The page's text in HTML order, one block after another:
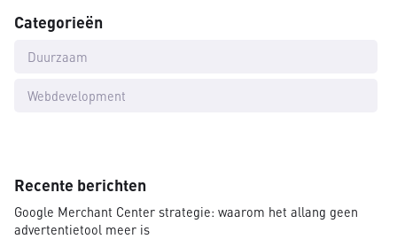
Categorieën
Duurzaam
Webdevelopment
Recente berichten
Google Merchant Center strategie: waarom het allang geen
advertentietool meer is